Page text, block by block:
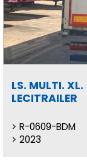
LS. MULTI. XL.
LECITRAILER
R-0609-BDM
2023